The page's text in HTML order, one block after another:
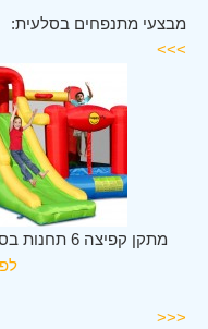
מבצעי מתנפחים בסלעית:
>>>
מתקן קפיצה 6 תחנות בסלעית
<<<